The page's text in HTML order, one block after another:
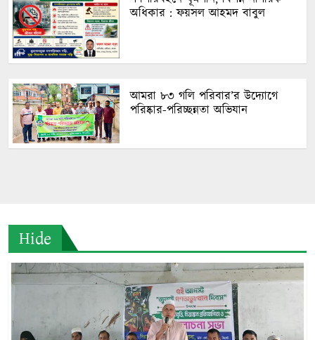
অধিকার : ফয়সল আহমদ বাবুল
আমরা ৮৩ গলি পরিবার’র উদ্যোগে
পরিষ্কার-পরিচ্ছন্নতা অভিযান
Hide